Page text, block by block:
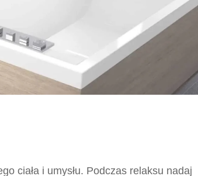
ciała i umysłu. Podczas relaksu nadaj